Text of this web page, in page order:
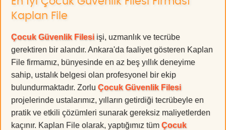
Kaplan File
Çocuk Güvenlik Filesi işi, uzmanlık ve tecrübe
gerektiren bir alandır. Ankara'da faaliyet gösteren Kaplan
File firmamız, bünyesinde en az beş yıllık deneyime
sahip, ustalık belgesi olan profesyonel bir ekip
bulundurmaktadır. Zorlu Çocuk Güvenlik Filesi
projelerinde ustalarımız, yılların getirdiği tecrübeyle en
pratik ve etkili çözümleri sunarak gereksiz maliyetlerden
kaçınır. Kaplan File olarak, yaptığımız tüm Çocuk